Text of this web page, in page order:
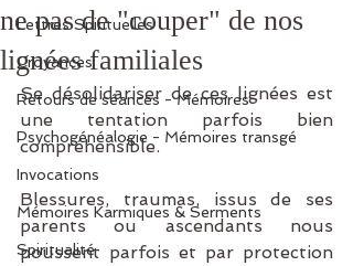
Lettres Spirituelles
Croyances
Retours de séances - Mémoires
Psychogénéalogie - Mémoires transgé
Invocations
Mémoires Karmiques & Serments
Spiritualité
ne pas de "couper" de nos
lignées familiales
Se désolidariser de ces lignées est
une tentation parfois bien
compréhensible.
Blessures, traumas, issus de ses
parents ou ascendants nous
poussent parfois et par protection